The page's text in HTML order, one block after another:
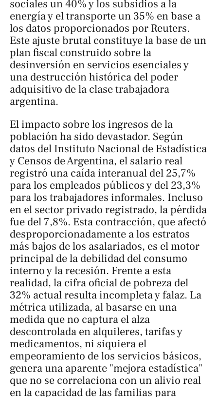
sociales un 40% y los subsidios a la
energía y el transporte un 35% en base a
los datos proporcionados por Reuters.
Este ajuste brutal constituye la base de un
plan fiscal construido sobre la
desinversión en servicios esenciales y
una destrucción histórica del poder
adquisitivo de la clase trabajadora
argentina.
El impacto sobre los ingresos de la
población ha sido devastador. Según
datos del Instituto Nacional de Estadística
y Censos de Argentina, el salario real
registró una caída interanual del 25,7%
para los empleados públicos y del 23,3%
para los trabajadores informales. Incluso
en el sector privado registrado, la pérdida
fue del 7,8%. Esta contracción, que afectó
desproporcionadamente a los estratos
más bajos de los asalariados, es el motor
principal de la debilidad del consumo
interno y la recesión. Frente a esta
realidad, la cifra oficial de pobreza del
32% actual resulta incompleta y falaz. La
métrica utilizada, al basarse en una
medida que no captura el alza
descontrolada en alquileres, tarifas y
medicamentos, ni siquiera el
empeoramiento de los servicios básicos,
genera una aparente "mejora estadística"
que no se correlaciona con un alivio real
en la capacidad de las familias para